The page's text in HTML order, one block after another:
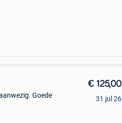
Goede
€ 125,00
31 jul 26